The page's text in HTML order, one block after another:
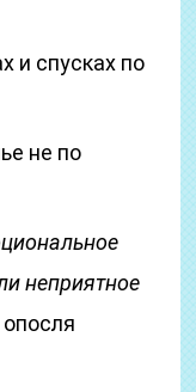
и спусках по
не по
неприятное